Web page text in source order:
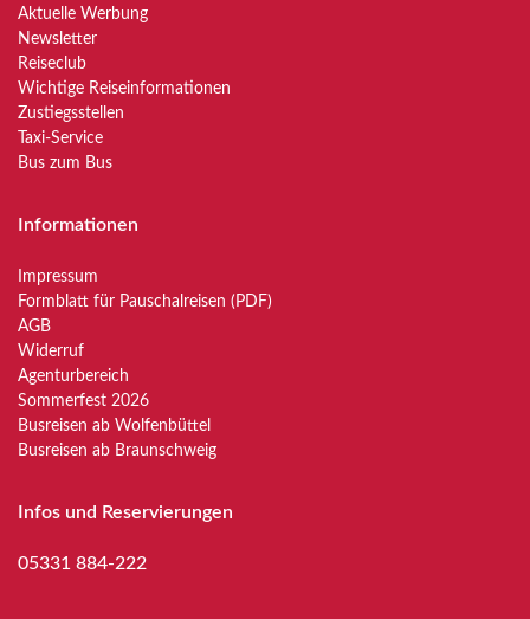
Aktuelle Werbung
Newsletter
Reiseclub
Wichtige Reiseinformationen
Zustiegsstellen
Taxi-Service
Bus zum Bus
Informationen
Impressum
Formblatt für Pauschalreisen (PDF)
AGB
Widerruf
Agenturbereich
Sommerfest 2026
Busreisen ab Wolfenbüttel
Busreisen ab Braunschweig
Infos und Reservierungen
05331 884-222